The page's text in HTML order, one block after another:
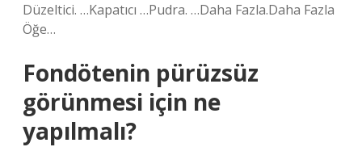
Düzeltici. …Kapatıcı …Pudra. …Daha Fazla.Daha Fazla
Öğe…
Fondötenin pürüzsüz
görünmesi için ne
yapılmalı?